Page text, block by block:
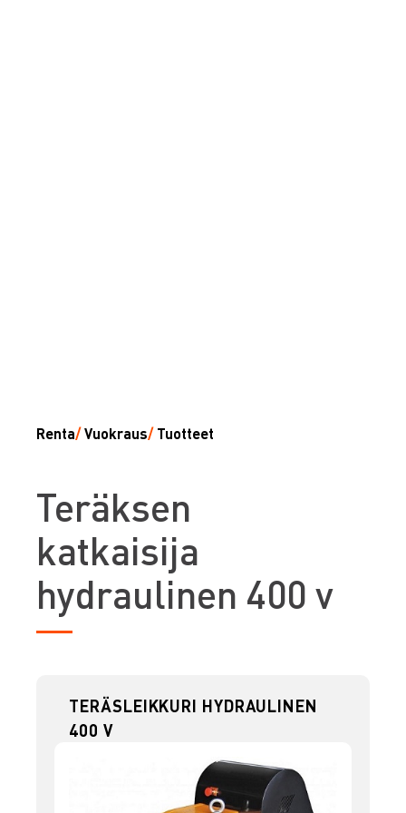
Renta/Vuokraus/ Tuotteet
Teräksen
katkaisija
hydraulinen 400 v
TERÄSLEIKKURI HYDRAULINEN
400 V